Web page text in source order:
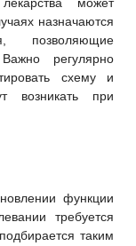
может
назначаются
позволяющие
регулярно
схему и
возникать при
функции
требуется
таким